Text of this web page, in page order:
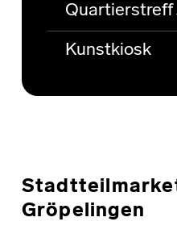
Quartierstreff
Kunstkiosk
Gröpelingen